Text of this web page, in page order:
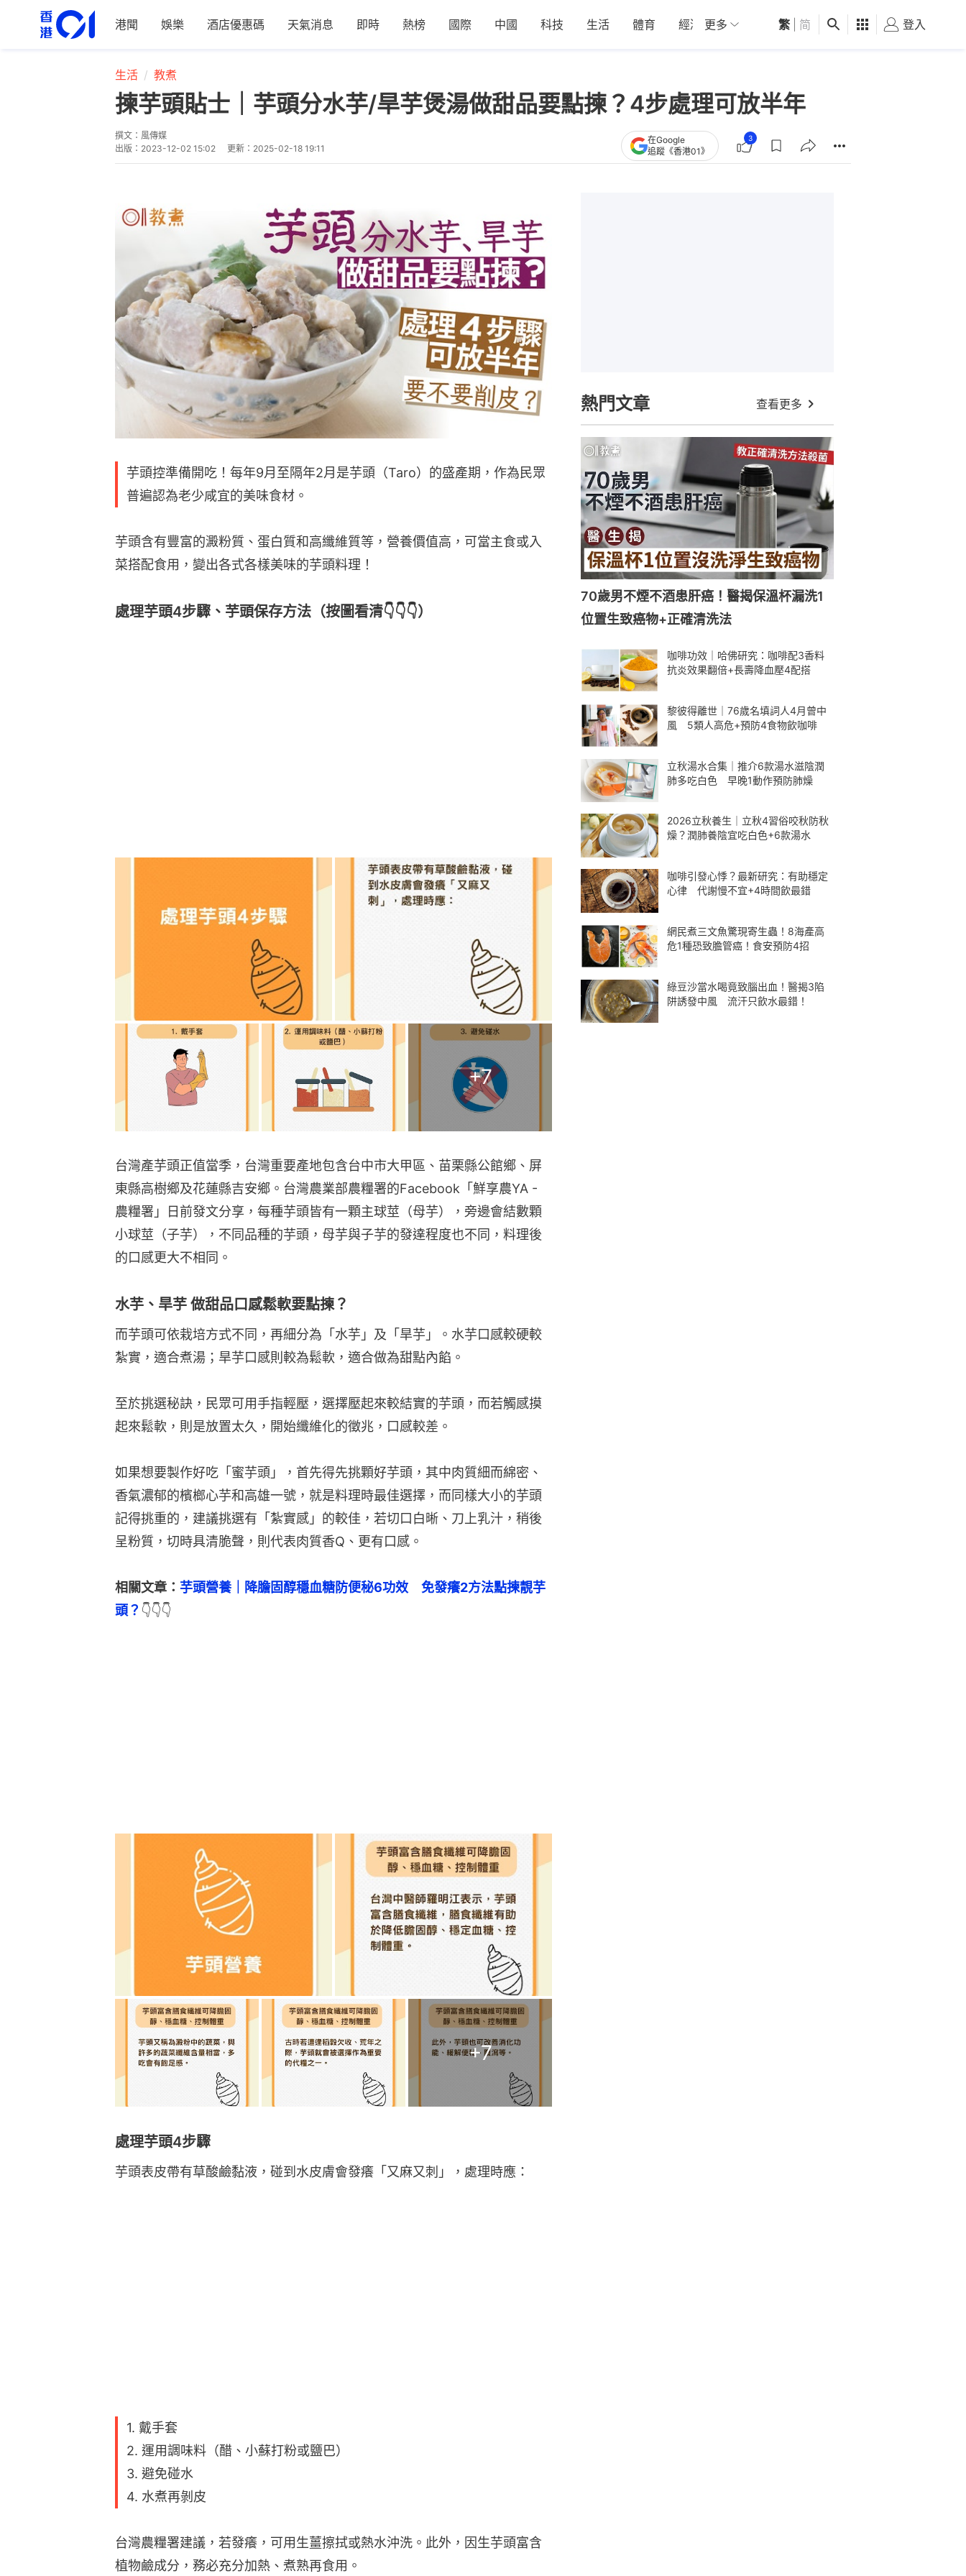
港聞 娛樂 酒店優惠碼 天氣消息 即時 熱榜 國際 中國 科技 生活 體育 經濟 01深圳 觀點 健康 好食玩飛
更多 繁 简 登入
生活 教煮
揀芋頭貼士｜芋頭分水芋/旱芋煲湯做甜品要點揀？4步處理可放半年
撰文： 風傳媒
出版： 2023-12-02 15:02 更新： 2025-02-18 19:11
在Google
追蹤《香港01》
3
芋頭控準備開吃！每年9月至隔年2月是芋頭（Taro）的盛產期，作為民眾
普遍認為老少咸宜的美味食材。
芋頭含有豐富的澱粉質、蛋白質和高纖維質等，營養價值高，可當主食或入
菜搭配食用，變出各式各樣美味的芋頭料理！
處理芋頭4步驟、芋頭保存方法（按圖看清👇👇👇）
+7
台灣產芋頭正值當季，台灣重要產地包含台中市大甲區、苗栗縣公館鄉、屏
東縣高樹鄉及花蓮縣吉安鄉。台灣農業部農糧署的Facebook「鮮享農YA -
農糧署」日前發文分享，每種芋頭皆有一顆主球莖（母芋），旁邊會結數顆
小球莖（子芋），不同品種的芋頭，母芋與子芋的發達程度也不同，料理後
的口感更大不相同。
水芋、旱芋 做甜品口感鬆軟要點揀？
而芋頭可依栽培方式不同，再細分為「水芋」及「旱芋」。水芋口感較硬較
紮實，適合煮湯；旱芋口感則較為鬆軟，適合做為甜點內餡。
至於挑選秘訣，民眾可用手指輕壓，選擇壓起來較結實的芋頭，而若觸感摸
起來鬆軟，則是放置太久，開始纖維化的徵兆，口感較差。
如果想要製作好吃「蜜芋頭」，首先得先挑顆好芋頭，其中肉質細而綿密、
香氣濃郁的檳榔心芋和高雄一號，就是料理時最佳選擇，而同樣大小的芋頭
記得挑重的，建議挑選有「紮實感」的較佳，若切口白晰、刀上乳汁，稍後
呈粉質，切時具清脆聲，則代表肉質香Q、更有口感。
相關文章： 芋頭營養｜降膽固醇穩血糖防便秘6功效　免發癢2方法點揀靚芋
頭？ 👇👇👇
+7
處理芋頭4步驟
芋頭表皮帶有草酸鹼黏液，碰到水皮膚會發癢「又麻又刺」，處理時應：
1. 戴手套
2. 運用調味料（醋、小蘇打粉或鹽巴）
3. 避免碰水
4. 水煮再剝皮
台灣農糧署建議，若發癢，可用生薑擦拭或熱水沖洗。此外，因生芋頭富含
植物鹼成分，務必充分加熱、煮熟再食用。
熱門文章 查看更多
70歲男不煙不酒患肝癌！醫揭保溫杯漏洗1
位置生致癌物+正確清洗法
咖啡功效｜哈佛研究：咖啡配3香料
抗炎效果翻倍+長壽降血壓4配搭
黎彼得離世｜76歲名填詞人4月曾中
風 5類人高危+預防4食物飲咖啡
立秋湯水合集｜推介6款湯水滋陰潤
肺多吃白色 早晚1動作預防肺燥
2026立秋養生｜立秋4習俗咬秋防秋
燥？潤肺養陰宜吃白色+6款湯水
咖啡引發心悸？最新研究：有助穩定
心律 代謝慢不宜+4時間飲最錯
網民煮三文魚驚現寄生蟲！8海產高
危1種恐致膽管癌！食安預防4招
綠豆沙當水喝竟致腦出血！醫揭3陷
阱誘發中風 流汗只飲水最錯！